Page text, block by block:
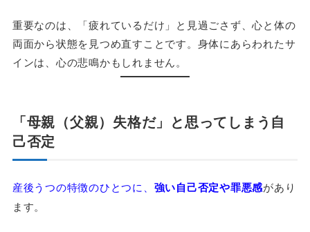
重要なのは、「疲れているだけ」と見過ごさず、心と体の
両面から状態を見つめ直すことです。身体にあらわれたサ
インは、心の悲鳴かもしれません。
「母親（父親）失格だ」と思ってしまう自
己否定
産後うつの特徴のひとつに、 強い自己否定や罪悪感があり
ます。